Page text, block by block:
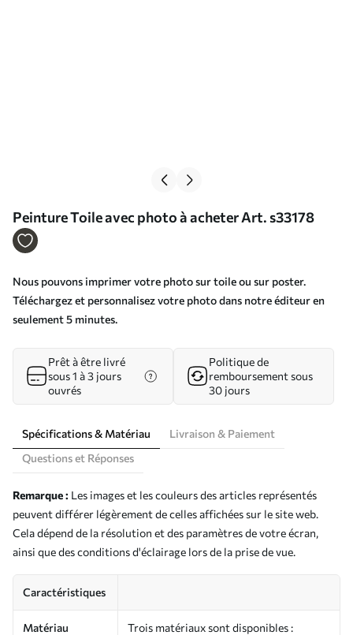
Peinture Toile avec photo à acheter Art. s33178
Nous pouvons imprimer votre photo sur toile ou sur poster.
Téléchargez et personnalisez votre photo dans notre éditeur en
seulement 5 minutes.
Prêt à être livré
sous 1 à 3 jours
ouvrés
Politique de
remboursement sous
30 jours
Spécifications & Matériau
Livraison & Paiement
Questions et Réponses
Remarque : Les images et les couleurs des articles représentés
peuvent différer légèrement de celles affichées sur le site web.
Cela dépend de la résolution et des paramètres de votre écran,
ainsi que des conditions d'éclairage lors de la prise de vue.
Caractéristiques
Matériau
Trois matériaux sont disponibles :